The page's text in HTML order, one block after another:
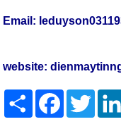
Email:
website:
Share FacebookTwitter